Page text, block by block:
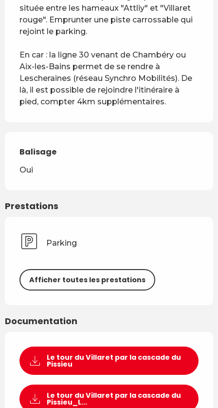
située entre les hameaux "Attliy" et "Villaret
rouge". Emprunter une piste carrossable qui
rejoint le parking.
En car : la ligne 30 venant de Chambéry ou
Aix-les-Bains permet de se rendre à
Lescheraines (réseau Synchro Mobilités). De
là, il est possible de rejoindre l'itinéraire à
pied, compter 4km supplémentaires.
Balisage
Oui
Prestations
Parking
Afficher toutes les prestations
Documentation
Le tour du Villaret par la cascade du
Pissieu
Le tour du Villaret par la cascade du
Pissieu_L...